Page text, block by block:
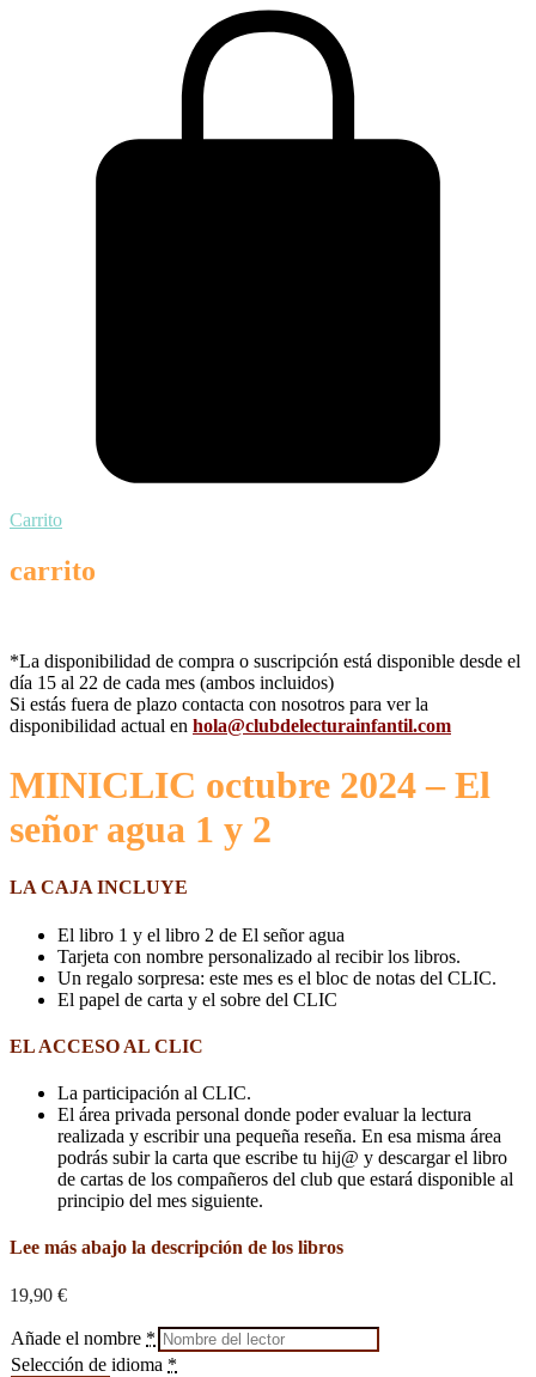
Carrito
carrito
*La disponibilidad de compra o suscripción está disponible desde el
día 15 al 22 de cada mes (ambos incluidos)
Si estás fuera de plazo contacta con nosotros para ver la
disponibilidad actual en hola@clubdelecturainfantil.com
MINICLIC octubre 2024 – El
señor agua 1 y 2
LA CAJA INCLUYE
El libro 1 y el libro 2 de El señor agua
Tarjeta con nombre personalizado al recibir los libros.
Un regalo sorpresa: este mes es el bloc de notas del CLIC.
El papel de carta y el sobre del CLIC
EL ACCESO AL CLIC
La participación al CLIC.
El área privada personal donde poder evaluar la lectura
realizada y escribir una pequeña reseña. En esa misma área
podrás subir la carta que escribe tu hij@ y descargar el libro
de cartas de los compañeros del club que estará disponible al
principio del mes siguiente.
Lee más abajo la descripción de los libros
19,90 €
Añade el nombre *
Selección de idioma *